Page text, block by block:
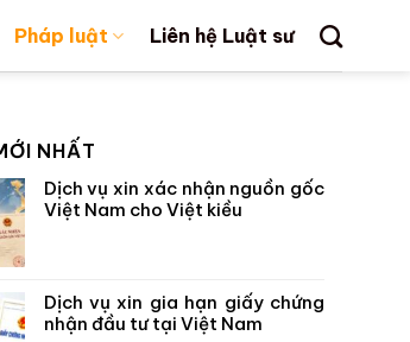
Pháp luật Liên hệ Luật sư
NHẤT
Dịch vụ xin xác nhận nguồn gốc
Việt Nam cho Việt kiều
Dịch vụ xin gia hạn giấy chứng
nhận đầu tư tại Việt Nam